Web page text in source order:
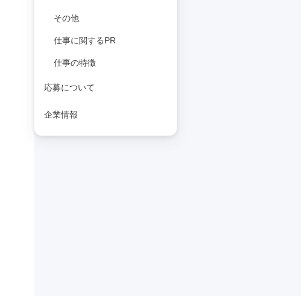
その他
仕事に関するPR
仕事の特徴
応募について
企業情報